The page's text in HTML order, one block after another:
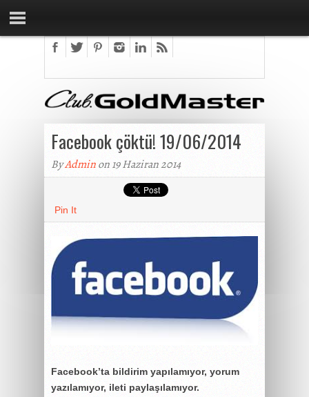
Facebook çöktü! 19/06/2014
ByAdminon 19 Haziran 2014
Pin It
Facebook’ta bildirim yapılamıyor, yorum
yazılamıyor, ileti paylaşılamıyor.